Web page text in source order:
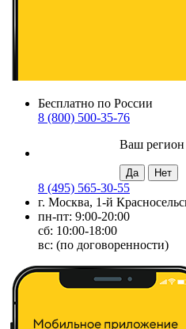
Бесплатно по России
8 (800) 500-35-76
Ваш регион
8 (495) 565-30-55
г. Москва, 1-й
пн-пт: 9:00-20:00
сб: 10:00-18:00
вс: (по договоренности)